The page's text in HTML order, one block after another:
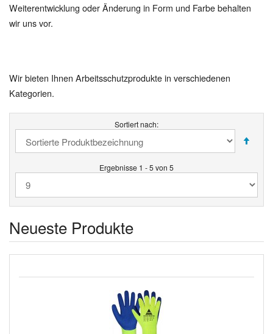
Weiterentwicklung oder Änderung in Form und Farbe behalten
wir uns vor.
Wir bieten Ihnen Arbeitsschutzprodukte in verschiedenen
Kategorien.
Sortiert nach:
Ergebnisse 1 - 5 von 5
Neueste Produkte